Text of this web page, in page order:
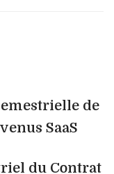
de
SaaS
du Contrat